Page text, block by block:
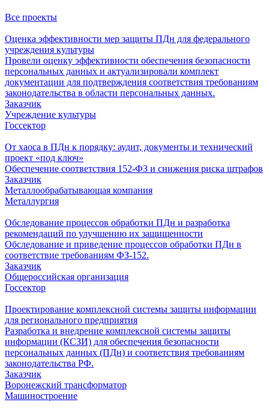
Все проекты
Оценка эффективности мер защиты ПДн для федерального
учреждения культуры
Провели оценку эффективности обеспечения безопасности
персональных данных и актуализировали комплект
документации для подтверждения соответствия требованиям
законодательства в области персональных данных.
Заказчик
Учреждение культуры
Госсектор
От хаоса в ПДн к порядку: аудит, документы и технический
проект «под ключ»
Обеспечение соответствия 152-ФЗ и снижения риска штрафов
Заказчик
Металлообрабатывающая компания
Металлургия
Обследование процессов обработки ПДн и разработка
рекомендаций по улучшению их защищенности
Обследование и приведение процессов обработки ПДн в
соответствие требованиям ФЗ-152.
Заказчик
Общероссийская организация
Госсектор
Проектирование комплексной системы защиты информации
для регионального предприятия
Разработка и внедрение комплексной системы защиты
информации (КСЗИ) для обеспечения безопасности
персональных данных (ПДн) и соответствия требованиям
законодательства РФ.
Заказчик
Воронежский трансформатор
Машиностроение